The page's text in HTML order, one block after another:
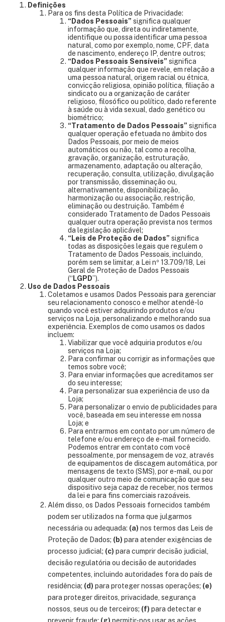
Definições
Para os fins desta Política de Privacidade:
“Dados Pessoais” significa qualquer
informação que, direta ou indiretamente,
identifique ou possa identificar uma pessoa
natural, como por exemplo, nome, CPF, data
de nascimento, endereço IP, dentre outros;
“Dados Pessoais Sensíveis” significa
qualquer informação que revele, em relação a
uma pessoa natural, origem racial ou étnica,
convicção religiosa, opinião política, filiação a
sindicato ou a organização de caráter
religioso, filosófico ou político, dado referente
à saúde ou à vida sexual, dado genético ou
biométrico;
“Tratamento de Dados Pessoais” significa
qualquer operação efetuada no âmbito dos
Dados Pessoais, por meio de meios
automáticos ou não, tal como a recolha,
gravação, organização, estruturação,
armazenamento, adaptação ou alteração,
recuperação, consulta, utilização, divulgação
por transmissão, disseminação ou,
alternativamente, disponibilização,
harmonização ou associação, restrição,
eliminação ou destruição. Também é
considerado Tratamento de Dados Pessoais
qualquer outra operação prevista nos termos
da legislação aplicável;
“Leis de Proteção de Dados” significa
todas as disposições legais que regulem o
Tratamento de Dados Pessoais, incluindo,
porém sem se limitar, a Lei nº 13.709/18, Lei
Geral de Proteção de Dados Pessoais
(“ LGPD”).
Uso de Dados Pessoais
Coletamos e usamos Dados Pessoais para gerenciar
seu relacionamento conosco e melhor atendê-lo
quando você estiver adquirindo produtos e/ou
serviços na Loja, personalizando e melhorando sua
experiência. Exemplos de como usamos os dados
incluem:
Viabilizar que você adquiria produtos e/ou
serviços na Loja;
Para confirmar ou corrigir as informações que
temos sobre você;
Para enviar informações que acreditamos ser
do seu interesse;
Para personalizar sua experiência de uso da
Loja;
Para personalizar o envio de publicidades para
você, baseada em seu interesse em nossa
Loja; e
Para entrarmos em contato por um número de
telefone e/ou endereço de e-mail fornecido.
Podemos entrar em contato com você
pessoalmente, por mensagem de voz, através
de equipamentos de discagem automática, por
mensagens de texto (SMS), por e-mail, ou por
qualquer outro meio de comunicação que seu
dispositivo seja capaz de receber, nos termos
da lei e para fins comerciais razoáveis.
Além disso, os Dados Pessoais fornecidos também
podem ser utilizados na forma que julgarmos
necessária ou adequada: (a) nos termos das Leis de
Proteção de Dados; (b) para atender exigências de
processo judicial; (c) para cumprir decisão judicial,
decisão regulatória ou decisão de autoridades
competentes, incluindo autoridades fora do país de
residência; (d) para proteger nossas operações; (e)
para proteger direitos, privacidade, segurança
nossos, seus ou de terceiros; (f) para detectar e